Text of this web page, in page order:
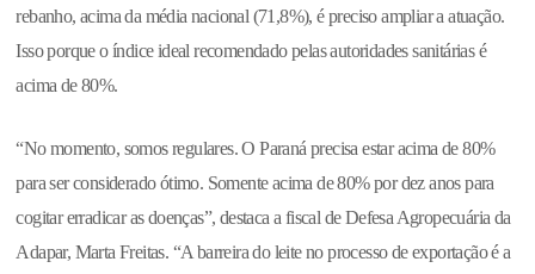
rebanho, acima da média nacional (71,8%), é preciso ampliar a atuação.
Isso porque o índice ideal recomendado pelas autoridades sanitárias é
acima de 80%.
“No momento, somos regulares. O Paraná precisa estar acima de 80%
para ser considerado ótimo. Somente acima de 80% por dez anos para
cogitar erradicar as doenças”, destaca a fiscal de Defesa Agropecuária da
Adapar, Marta Freitas. “A barreira do leite no processo de exportação é a